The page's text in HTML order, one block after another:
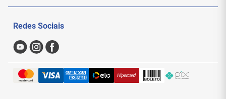
Nossas Lojas
Formas de Pagamento
Trocas e Devoluções
Sac
Redes Sociais